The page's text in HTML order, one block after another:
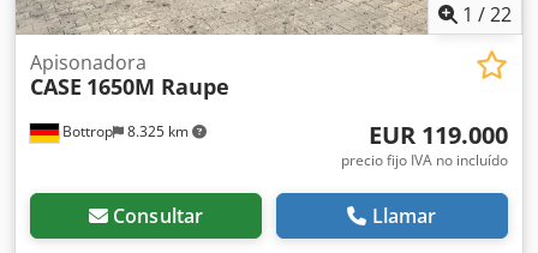
1 /22
Bottrop 8.325 km
Apisonadora
CASE 1650M Raupe
EUR 119.000
precio fijo IVA no incluído
Consultar Llamar